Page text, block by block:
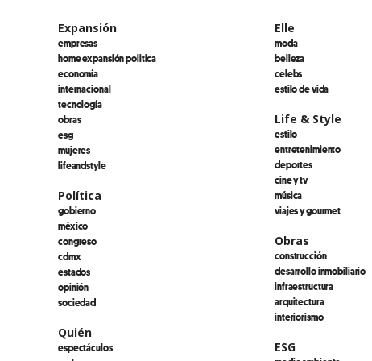
Expansión
empresas
home expansión politica
economía
internacional
tecnología
obras
esg
mujeres
lifeandstyle
Política
gobierno
méxico
congreso
cdmx
estados
opinión
sociedad
Quién
espectáculos
Elle
moda
belleza
celebs
estilo de vida
Life & Style
estilo
entretenimiento
deportes
cine y tv
música
viajes y gourmet
Obras
construcción
desarrollo inmobiliario
infraestructura
arquitectura
interiorismo
ESG